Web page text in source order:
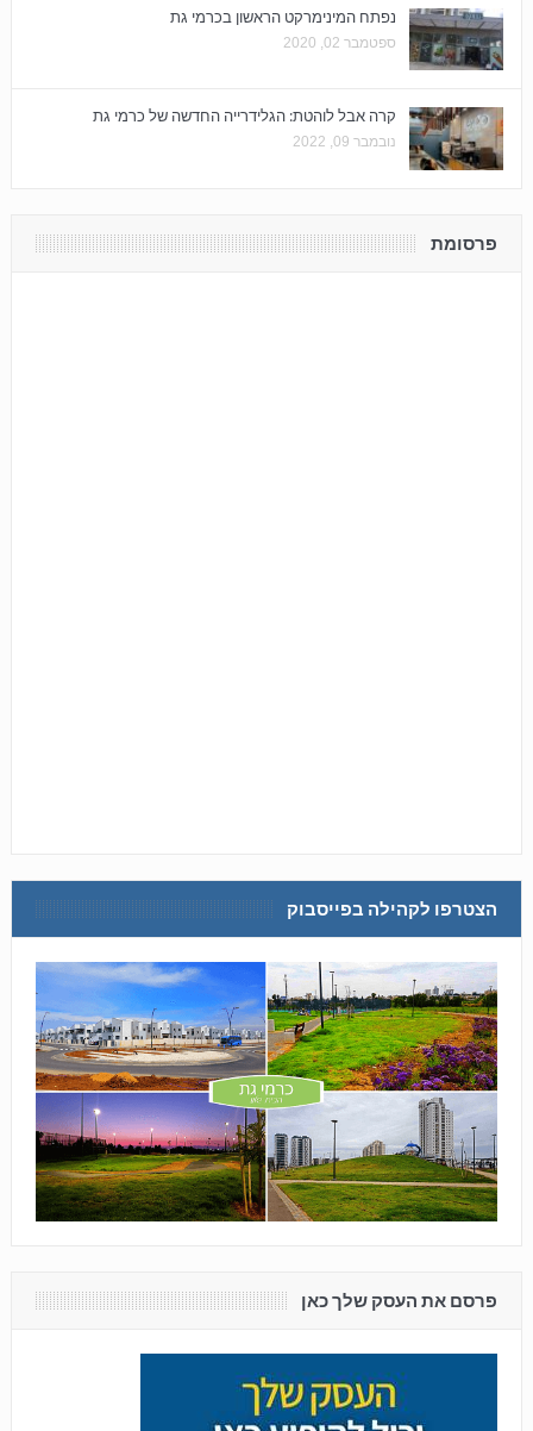
נפתח המינימרקט הראשון בכרמי גת
ספטמבר 02, 2020
קרה אבל לוהטת: הגלידרייה החדשה של כרמי גת
נובמבר 09, 2022
פרסומת
הצטרפו לקהילה בפייסבוק
פרסם את העסק שלך כאן